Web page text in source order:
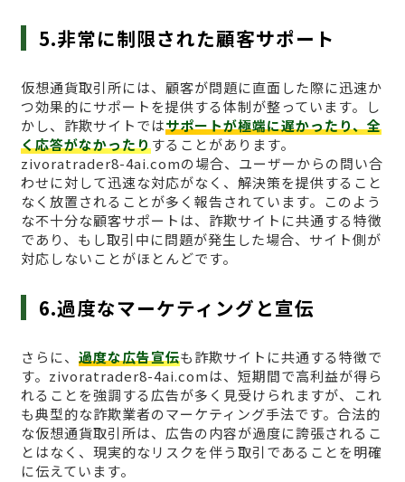
5.非常に制限された顧客サポート
仮想通貨取引所には、顧客が問題に直面した際に迅速か
つ効果的にサポートを提供する体制が整っています。し
かし、詐欺サイトではサポートが極端に遅かったり、全
く応答がなかったりすることがあります。
zivoratrader8-4ai.comの場合、ユーザーからの問い合
わせに対して迅速な対応がなく、解決策を提供すること
なく放置されることが多く報告されています。このよう
な不十分な顧客サポートは、詐欺サイトに共通する特徴
であり、もし取引中に問題が発生した場合、サイト側が
対応しないことがほとんどです。
6.過度なマーケティングと宣伝
さらに、 過度な広告宣伝も詐欺サイトに共通する特徴で
す。zivoratrader8-4ai.comは、短期間で高利益が得ら
れることを強調する広告が多く見受けられますが、これ
も典型的な詐欺業者のマーケティング手法です。合法的
な仮想通貨取引所は、広告の内容が過度に誇張されるこ
とはなく、現実的なリスクを伴う取引であることを明確
に伝えています。